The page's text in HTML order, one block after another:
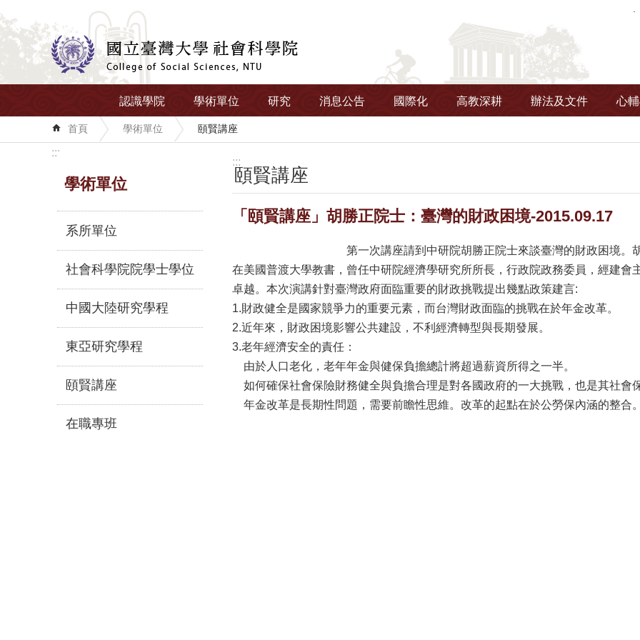
跳到主要內容區塊
認識學院 學術單位 研究 消息公告 國際化 高教深耕 辦法及文件 心
首頁 學術單位 頤賢講座
:::
學術單位
系所單位
社會科學院院學士學位
中國大陸研究學程
東亞研究學程
頤賢講座
在職專班
:::
頤賢講座
「頤賢講座」胡勝正院士：臺灣的財政困境-2015.09.17
第一次講座請到中研院胡勝正院士來談臺灣的財政困境。
在美國普渡大學教書，曾任中研院經濟學研究所所長，行政院政務委員，經建
卓越。本次演講針對臺灣政府面臨重要的財政挑戰提出幾點政策建言:
1.財政健全是國家競爭力的重要元素，而台灣財政面臨的挑戰在於年金改革。
2.近年來，財政困境影響公共建設，不利經濟轉型與長期發展。
3.老年經濟安全的責任：
由於人口老化，老年年金與健保負擔總計將超過薪資所得之一半。
如何確保社會保險財務健全與負擔合理是對各國政府的一大挑戰，也是其社會
年金改革是長期性問題，需要前瞻性思維。改革的起點在於公勞保內涵的整合。